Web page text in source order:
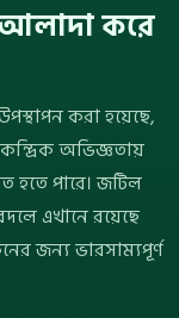
করে
করা হয়েছে,
অভিজ্ঞতায়
হতে পারে। জটিল
এখানে রয়েছে
জন্য ভারসাম্যপূর্ণ